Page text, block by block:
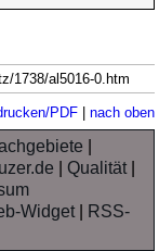
1738/al5016-0.htm
PDF| nach oben
|Qualität|
Widget|
RSS-